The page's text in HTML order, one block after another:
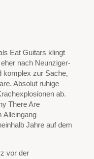
Eat Guitars klingt
nach Neunziger-
komplex zur Sache,
Absolut ruhige
ab.
There Are
Alleingang
Jahre auf dem
vor der